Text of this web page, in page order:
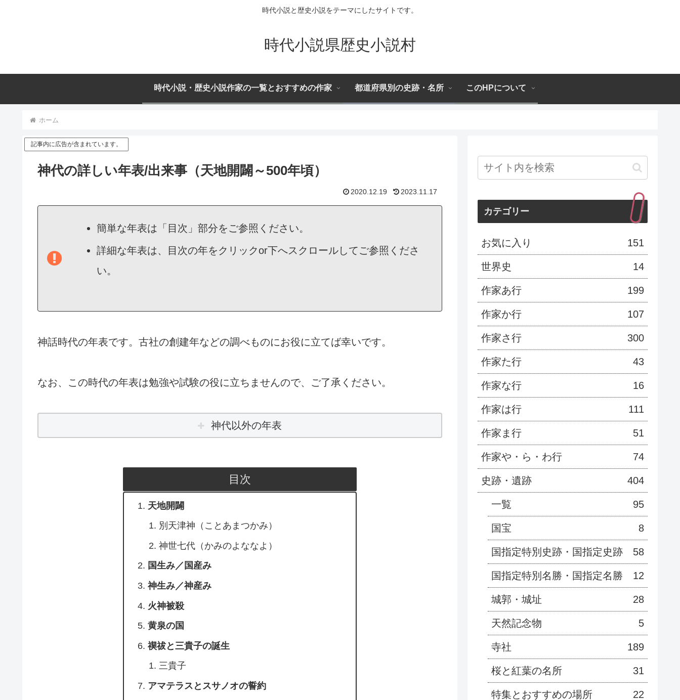
時代小説と歴史小説をテーマにしたサイトです。
時代小説県歴史小説村
時代小説・歴史小説作家の一覧とおすすめの作家 都道府県別の史跡・名所 このHPについて
ホーム
記事内に広告が含まれています。
神代の詳しい年表/出来事（天地開闢～500年頃）
2020.12.19 2023.11.17
簡単な年表は「目次」部分をご参照ください。
詳細な年表は、目次の年をクリックor下へスクロールしてご参照くださ
い。
神話時代の年表です。古社の創建年などの調べものにお役に立てば幸いです。
なお、この時代の年表は勉強や試験の役に立ちませんので、ご了承ください。
神代以外の年表
目次
天地開闢
別天津神（ことあまつかみ）
神世七代（かみのよななよ）
国生み／国産み
神生み／神産み
火神被殺
黄泉の国
禊祓と三貴子の誕生
三貴子
アマテラスとスサノオの誓約
カテゴリー
お気に入り 151
世界史 14
作家あ行 199
作家か行 107
作家さ行 300
作家た行 43
作家な行 16
作家は行 111
作家ま行 51
作家や・ら・わ行 74
史跡・遺跡 404
一覧 95
国宝 8
国指定特別史跡・国指定史跡 58
国指定特別名勝・国指定名勝 12
城郭・城址 28
天然記念物 5
寺社 189
桜と紅葉の名所 31
特集とおすすめの場所 22